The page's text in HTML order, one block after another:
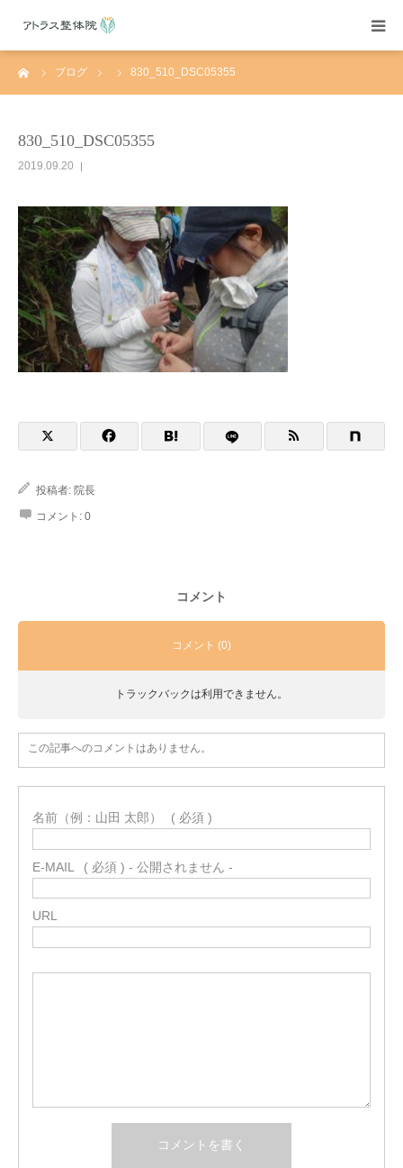
ブログ 830_510_DSC05355
830_510_DSC05355
2019.09.20
投稿者: 院長
コメント: 0
コメント
コメント (0)
トラックバックは利用できません。
この記事へのコメントはありません。
名前（例：山田 太郎） ( 必須 )
E-MAIL ( 必須 ) - 公開されません -
URL
当院紹介
よくある質問
アクセス
ブログ